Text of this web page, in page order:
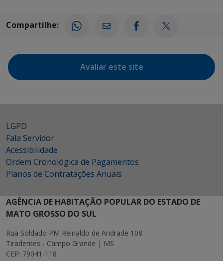
Compartilhe:
Avaliar este site
LGPD
Fala Servidor
Acessibilidade
Ordem Cronológica de Pagamentos
Planos de Contratações Anuais
AGÊNCIA DE HABITAÇÃO POPULAR DO ESTADO DE
MATO GROSSO DO SUL
Rua Soldado PM Reinaldo de Andrade 108
Tiradentes - Campo Grande | MS
CEP: 79041-118